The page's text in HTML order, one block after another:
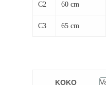
C2 60 cm
C3 65 cm
KOKO